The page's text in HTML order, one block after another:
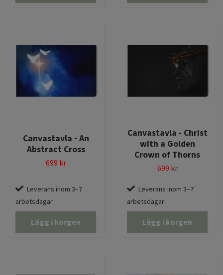
Canvastavla - An
Abstract Cross
699 kr
Leverans inom 3–7
arbetsdagar
Lägg i korgen
Canvastavla - Christ
with a Golden
Crown of Thorns
699 kr
Leverans inom 3–7
arbetsdagar
Lägg i korgen